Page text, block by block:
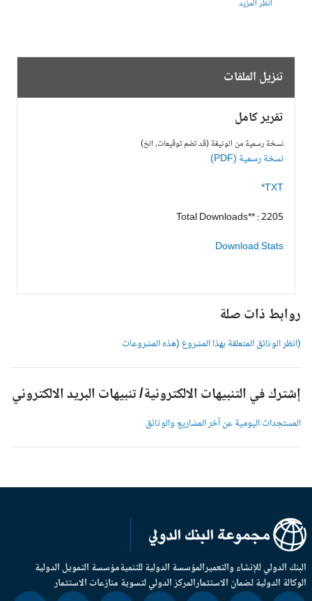
انظر المزيد
تنزيل الملفات
تقرير كامل
نسخة رسمية من الوثيقة (قد تضم توقيعات، الخ)
نسخة رسمية (PDF)
TXT*
Total Downloads** : 2205
Download Stats
روابط ذات صلة
(انظر الوثائق المتعلقة بهذا المشروع (هذه المشروعات
إشترك في التنبيهات الالكترونية/ تنبيهات البريد الالكتروني
المستجدات اليومية عن آخر المشاريع والوثائق
الدولي للإنشاء والتعميرالمؤسسة الدولية للتنميةمؤسسة التمويل الدولية
الدولية لضمان الاستثمارالمركز الدولي لتسوية منازعات الاستثمار